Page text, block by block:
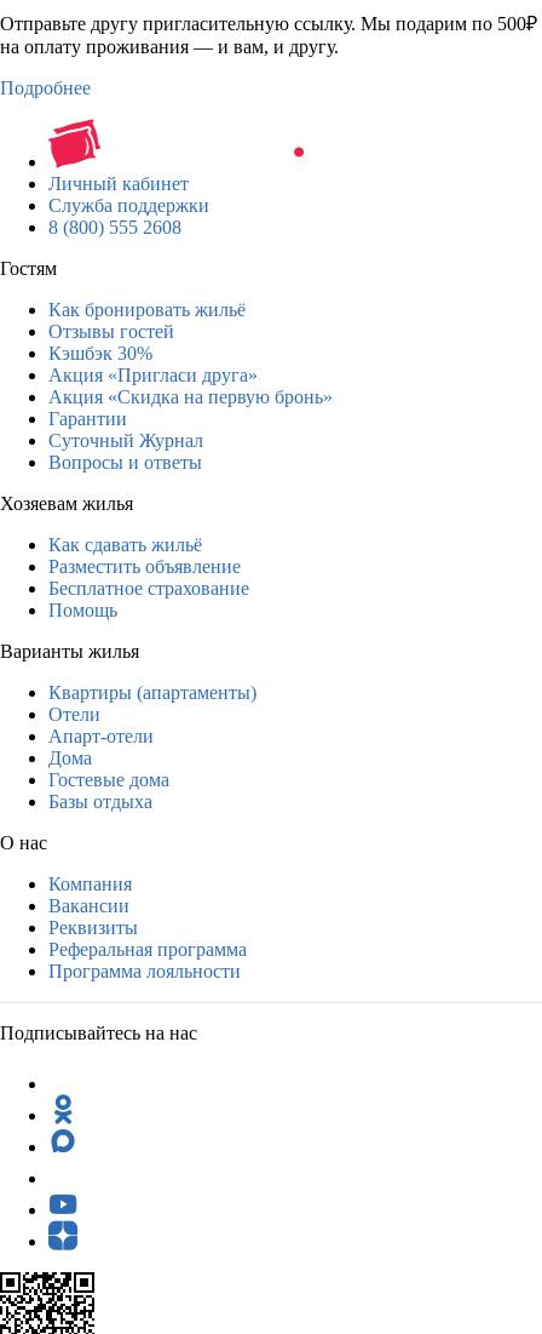
Отправьте другу пригласительную ссылку. Мы подарим по 500₽
на оплату проживания — и вам, и другу.
Подробнее
Личный кабинет
Служба поддержки
8 (800) 555 2608
Гостям
Как бронировать жильё
Отзывы гостей
Кэшбэк 30%
Акция «Пригласи друга»
Акция «Скидка на первую бронь»
Гарантии
Суточный Журнал
Вопросы и ответы
Хозяевам жилья
Как сдавать жильё
Разместить объявление
Бесплатное страхование
Помощь
Варианты жилья
Квартиры (апартаменты)
Отели
Апарт-отели
Дома
Гостевые дома
Базы отдыха
О нас
Компания
Вакансии
Реквизиты
Реферальная программа
Программа лояльности
Подписывайтесь на нас